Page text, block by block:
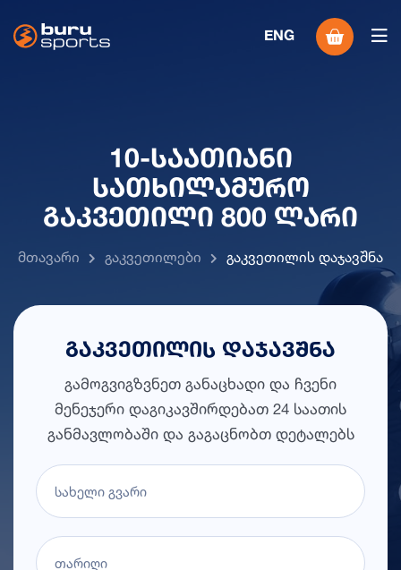
ENG
10-Საათიანი
Სათხილამურო
Გაკვეთილი 800 Ლარი
Მთავარი Გაკვეთილები Გაკვეთილის Დაჯავშნა
გაკვეთილის დაჯავშნა
გამოგვიგზვნეთ განაცხადი და ჩვენი
მენეჯერი დაგიკავშირდებათ 24 საათის
განმავლობაში და გაგაცნობთ დეტალებს